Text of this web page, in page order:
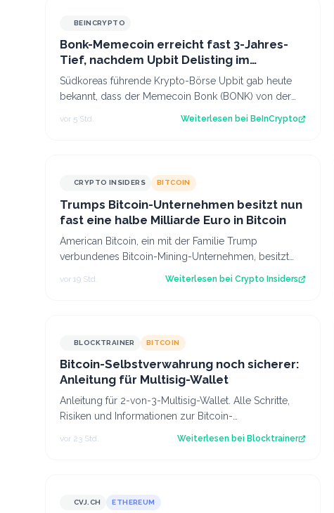
BEINCRYPTO
Bonk-Memecoin erreicht fast 3-Jahres-
Tief, nachdem Upbit Delisting im
September ankündigt
Südkoreas führende Krypto-Börse Upbit gab heute
bekannt, dass der Memecoin Bonk (BONK) von der
Plattform entfernt wird. Diese Nachricht führ…
vor 5 Std. Weiterlesen bei BeInCrypto
CRYPTO INSIDERS BITCOIN
Trumps Bitcoin-Unternehmen besitzt nun
fast eine halbe Milliarde Euro in Bitcoin
American Bitcoin, ein mit der Familie Trump
verbundenes Bitcoin-Mining-Unternehmen, besitzt
vor 19 Std. Weiterlesen bei Crypto Insiders
BLOCKTRAINER BITCOIN
Bitcoin-Selbstverwahrung noch sicherer:
Anleitung für Multisig-Wallet
Anleitung für 2-von-3-Multisig-Wallet. Alle Schritte,
Risiken und Informationen zur Bitcoin-
vor 23 Std. Weiterlesen bei Blocktrainer
CVJ.CHCVJ.CH ETHEREUM